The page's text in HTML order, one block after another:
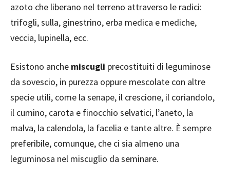
azoto che liberano nel terreno attraverso le radici:
trifogli, sulla, ginestrino, erba medica e mediche,
veccia, lupinella, ecc.
Esistono anche miscugli precostituiti di leguminose
da sovescio, in purezza oppure mescolate con altre
specie utili, come la senape, il crescione, il coriandolo,
il cumino, carota e finocchio selvatici, l’aneto, la
malva, la calendola, la facelia e tante altre. È sempre
preferibile, comunque, che ci sia almeno una
leguminosa nel miscuglio da seminare.